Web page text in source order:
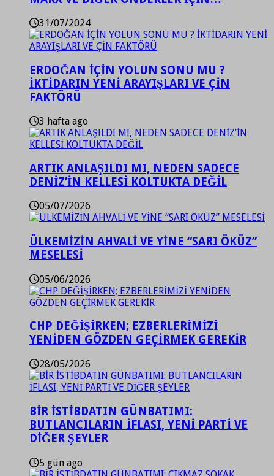
31/07/2024
ERDOĞAN İÇİN YOLUN SONU MU ?
İKTİDARIN YENİ ARAYIŞLARI VE ÇİN
FAKTÖRÜ
3 hafta ago
ARTIK ANLAŞILDI MI, NEDEN SADECE
DENİZ’İN KELLESİ KOLTUKTA DEĞİL
05/07/2026
ÜLKEMİZİN AHVALİ VE YİNE “SARI ÖKÜZ”
MESELESİ
05/06/2026
CHP DEĞİŞİRKEN; EZBERLERİMİZİ
YENİDEN GÖZDEN GEÇİRMEK GEREKİR
28/05/2026
BİR İSTİBDATIN GÜNBATIMI:
BUTLANCILARIN İFLASI, YENİ PARTİ VE
DİĞER ŞEYLER
5 gün ago